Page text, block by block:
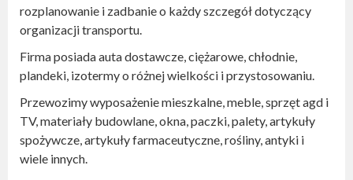
rozplanowanie i zadbanie o każdy szczegół dotyczący
organizacji transportu.
Firma posiada auta dostawcze, ciężarowe, chłodnie,
plandeki, izotermy o różnej wielkości i przystosowaniu.
Przewozimy wyposażenie mieszkalne, meble, sprzęt agd i
TV, materiały budowlane, okna, paczki, palety, artykuły
spożywcze, artykuły farmaceutyczne, rośliny, antyki i
wiele innych.